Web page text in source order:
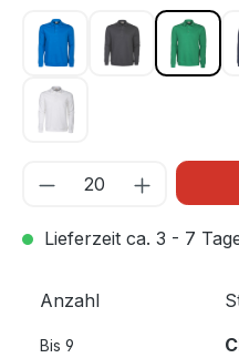
Blau 632 Grau 935 Grün
Weiss 100
Lieferzeit ca. 3 - 7
Anzahl
Bis 9